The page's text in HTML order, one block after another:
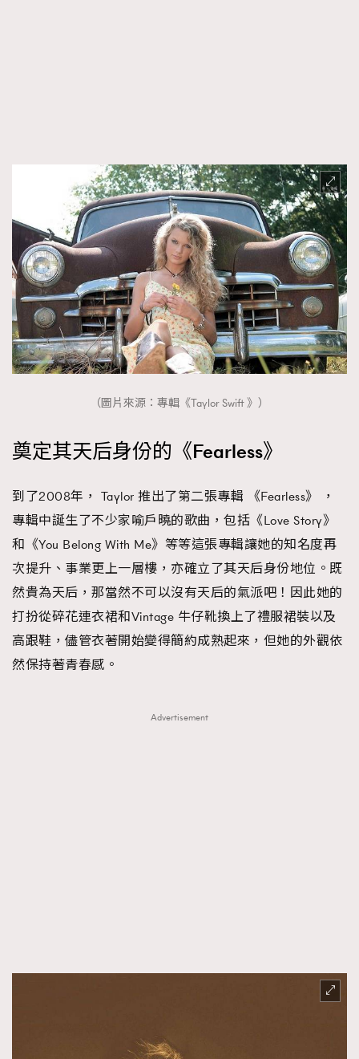
（圖片來源：專輯《Taylor Swift 》）
奠定其天后身份的《Fearless》
到了2008年， Taylor 推出了第二張專輯 《Fearless》 ，
專輯中誕生了不少家喻戶曉的歌曲，包括《Love Story》
和《You Belong With Me》等等這張專輯讓她的知名度再
次提升、事業更上一層樓，亦確立了其天后身份地位。既
然貴為天后，那當然不可以沒有天后的氣派吧！因此她的
打扮從碎花連衣裙和Vintage 牛仔靴換上了禮服裙裝以及
高跟鞋，儘管衣著開始變得簡約成熟起來，但她的外觀依
然保持著青春感。
Advertisement